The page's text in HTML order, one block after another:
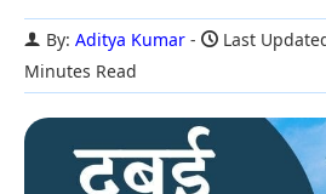
By: Aditya Kumar Last
Minutes Read